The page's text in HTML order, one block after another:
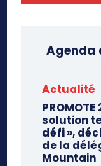
Agenda
Actualité
solution
défi »,
de la
Mountain